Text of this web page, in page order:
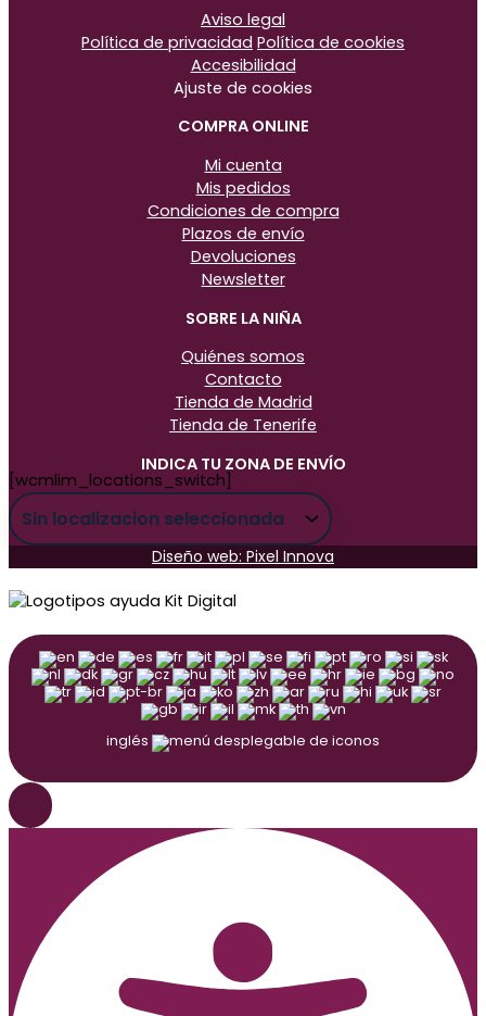
Aviso legal
Política de privacidad Política de cookies
Accesibilidad
Ajuste de cookies
COMPRA ONLINE
Mi cuenta
Mis pedidos
Condiciones de compra
Plazos de envío
Devoluciones
Newsletter
SOBRE LA NIÑA
Quiénes somos
Contacto
Tienda de Madrid
Tienda de Tenerife
INDICA TU ZONA DE ENVÍO
[wcmlim_locations_switch]
Diseño web: Pixel Innova
inglés